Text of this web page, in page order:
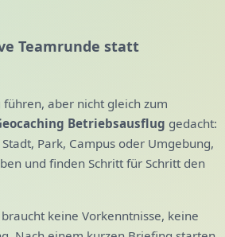
Teamrunde statt
aber nicht gleich zum
Betriebsausflug gedacht:
Park, Campus oder Umgebung,
und finden Schritt für Schritt den
keine Vorkenntnisse, keine